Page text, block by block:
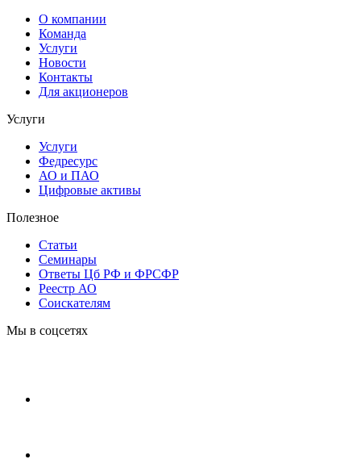
О компании
Команда
Услуги
Новости
Контакты
Для акционеров
Услуги
Услуги
Федресурс
АО и ПАО
Цифровые активы
Полезное
Статьи
Cеминары
Ответы Цб РФ и ФРСФР
Реестр АО
Соискателям
Мы в соцсетях